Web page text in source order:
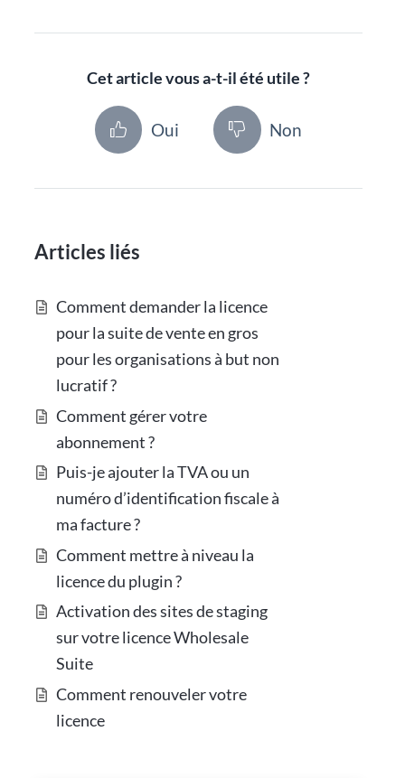
Cet article vous a-t-il été utile ?
Oui Non
Articles liés
Comment demander la licence
pour la suite de vente en gros
pour les organisations à but non
lucratif ?
Comment gérer votre
abonnement ?
Puis-je ajouter la TVA ou un
numéro d’identification fiscale à
ma facture ?
Comment mettre à niveau la
licence du plugin ?
Activation des sites de staging
sur votre licence Wholesale
Suite
Comment renouveler votre
licence